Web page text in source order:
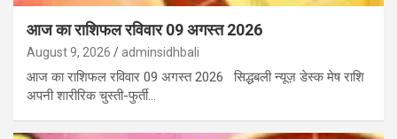
आज का राशिफल रविवार 09 अगस्त 2026
August 9, 2026 adminsidhbali
आज का राशिफल रविवार 09 अगस्त 2026 सिद्धबली न्यूज़ डेस्क मेष राशि
अपनी शारीरिक चुस्ती-फुर्ती…